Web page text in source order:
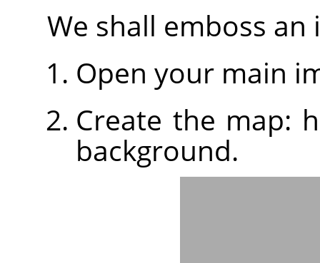
We shall emboss
Open your main
Create the map:
background.